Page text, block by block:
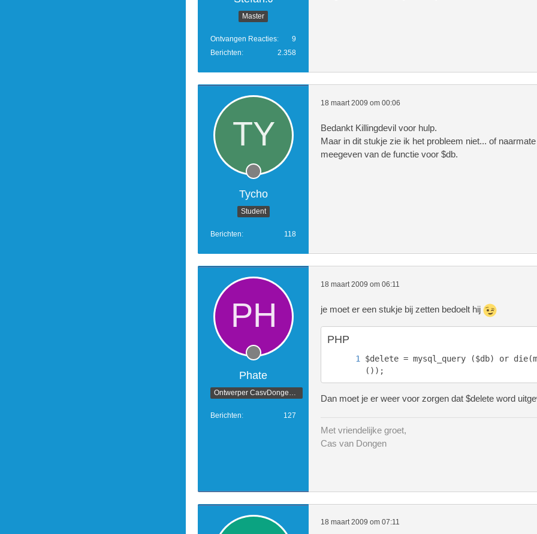
Master
Ontvangen Reacties
9
Berichten
2.358
Tycho
Student
Berichten 118
18 maart 2009 om 00:06
Bedankt Killingdevil voor hulp.
Maar in dit stukje zie ik het probleem niet... of
meegeven van de functie voor $db.
Phate
Berichten 127
18 maart 2009 om 06:11
je moet er een stukje bij zetten bedoelt hij
PHP
$delete = mysql_query ($db) or
());
Dan moet je er weer voor zorgen dat $delete word
Met vriendelijke groet,
Cas van Dongen
18 maart 2009 om 07:11